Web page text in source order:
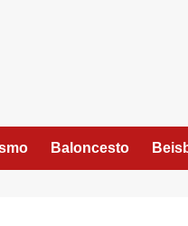
Baloncesto